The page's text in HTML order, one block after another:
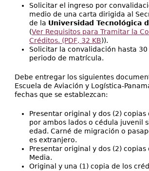
Solicitar el ingreso por
medio de una carta dirigida al
de la Universidad Tecnológica
(Ver Requisitos para Tramitar la
Créditos. (PDF, 32 KB)).
Solicitar la convalidación hasta 30
periodo de matrícula.
Debe entregar los siguientes
Escuela de Aviación y Logística-
fechas que se establezcan:
Presentar original y dos (2) copias
por ambos lados o cédula juvenil
edad. Carné de migración o
es extranjero.
Presentar original y dos (2)
Media.
Original y una (1) copia de los